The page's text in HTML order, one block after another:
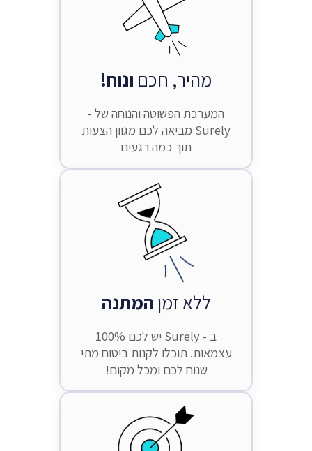
מהיר, חכם ונוח!
המערכת הפשוטה והנוחה של -
Surely מביאה לכם מגוון הצעות
תוך כמה רגעים
ללא זמן המתנה
ב - Surely יש לכם 100%
עצמאות. תוכלו לקנות ביטוח מתי
שנוח לכם ומכל מקום!